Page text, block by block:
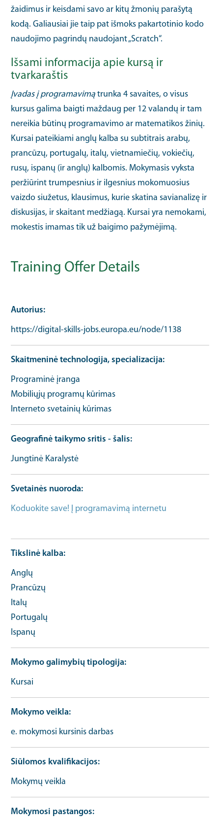
žaidimus ir keisdami savo ar kitų žmonių parašytą
kodą. Galiausiai jie taip pat išmoks pakartotinio kodo
naudojimo pagrindų naudojant „Scratch“.
Išsami informacija apie kursą ir
tvarkaraštis
Įvadas į programavimątrunka 4 savaites, o visus
kursus galima baigti maždaug per 12 valandų ir tam
nereikia būtinų programavimo ar matematikos žinių.
Kursai pateikiami anglų kalba su subtitrais arabų,
prancūzų, portugalų, italų, vietnamiečių, vokiečių,
rusų, ispanų (ir anglų) kalbomis. Mokymasis vyksta
peržiūrint trumpesnius ir ilgesnius mokomuosius
vaizdo siužetus, klausimus, kurie skatina savianalizę ir
diskusijas, ir skaitant medžiagą. Kursai yra nemokami,
mokestis imamas tik už baigimo pažymėjimą.
Training Offer Details
Autorius
https://digital-skills-jobs.europa.eu/node/1138
Skaitmeninė technologija, specializacija
Programinė įranga
Mobiliųjų programų kūrimas
Interneto svetainių kūrimas
Geografinė taikymo sritis - šalis
Jungtinė Karalystė
Svetainės nuoroda
Koduokite save! Į programavimą internetu
Tikslinė kalba
Anglų
Prancūzų
Italų
Portugalų
Ispanų
Mokymo galimybių tipologija
Kursai
Mokymo veikla
e. mokymosi kursinis darbas
Siūlomos kvalifikacijos
Mokymų veikla
Mokymosi pastangos